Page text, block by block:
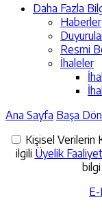
Daha Fazla
Haberler
Resmi
İhaleler
Ana Sayfa Başa Dön
Kişisel Verilerin
ilgili Üyelik